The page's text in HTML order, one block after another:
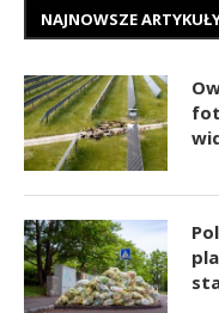
NAJNOWSZE